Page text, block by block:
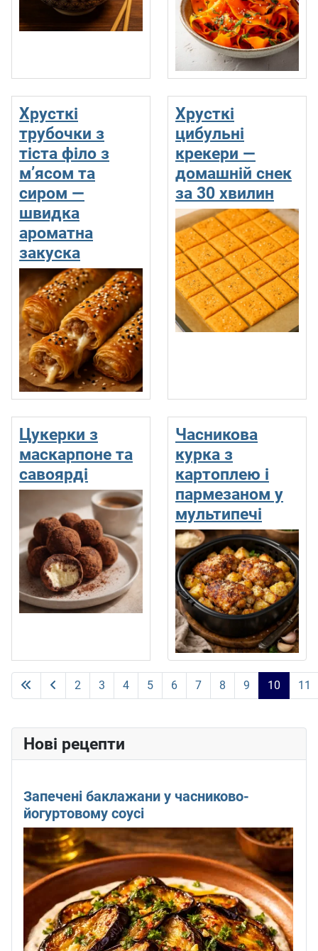
Хрусткі
трубочки з
тіста філо з
м’ясом та
сиром —
швидка
ароматна
закуска
Хрусткі
цибульні
крекери —
домашній снек
за 30 хвилин
Цукерки з
маскарпоне та
савоярді
Часникова
курка з
картоплею і
пармезаном у
мультипечі
Сторінка 10 із 11
2 3 4 5 6 7 8 9 10 11
Нові рецепти
Запечені баклажани у часниково-
йогуртовому соусі